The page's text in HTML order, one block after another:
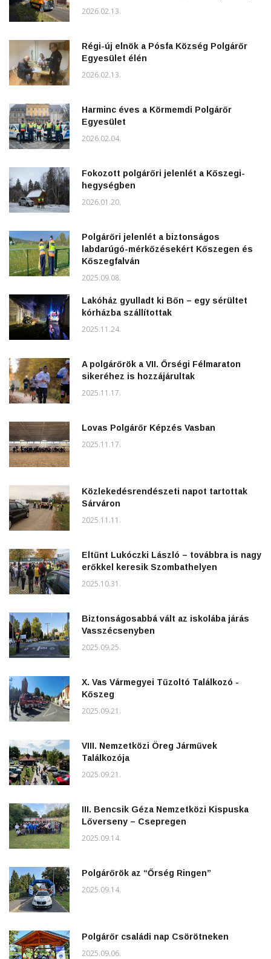
2026.02.13.
Régi-új elnök a Pósfa Község Polgárőr
Egyesület élén
2026.02.13.
Harminc éves a Körmemdi Polgárőr
Egyesület
2026.02.04.
Fokozott polgárőri jelenlét a Kőszegi-
hegységben
2026.01.20.
Polgárőri jelenlét a biztonságos
labdarúgó-mérkőzésekért Kőszegen és
Kőszegfalván
2025.09.08.
Lakóház gyulladt ki Bőn – egy sérültet
kórházba szállítottak
2025.11.24.
A polgárőrök a VII. Őrségi Félmaraton
sikeréhez is hozzájárultak
2025.11.17.
Lovas Polgárőr Képzés Vasban
2025.11.17.
Közlekedésrendészeti napot tartottak
Sárváron
2025.11.11.
Eltűnt Lukóczki László – továbbra is nagy
erőkkel keresik Szombathelyen
2025.10.31.
Biztonságosabbá vált az iskolába járás
Vasszécsenyben
2025.09.25.
X. Vas Vármegyei Tűzoltó Találkozó -
Kőszeg
2025.09.21.
VIII. Nemzetközi Öreg Járművek
Találkozója
2025.09.21.
III. Bencsik Géza Nemzetközi Kispuska
Lőverseny – Csepregen
2025.09.14.
Polgárőrök az “Őrség Ringen”
2025.09.14.
Polgárőr családi nap Csörötneken
2025.09.06.